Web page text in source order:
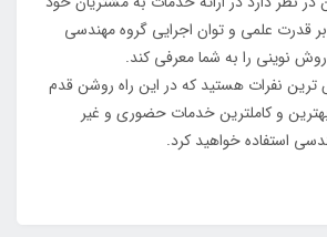
بر قدرت علمی و توان اجرایی گروه مهندسی
نوینی را به شما معرفی کند.
نفرات هستید که در این راه روشن قدم
و کاملترین خدمات حضوری و غیر
استفاده خواهید کرد.